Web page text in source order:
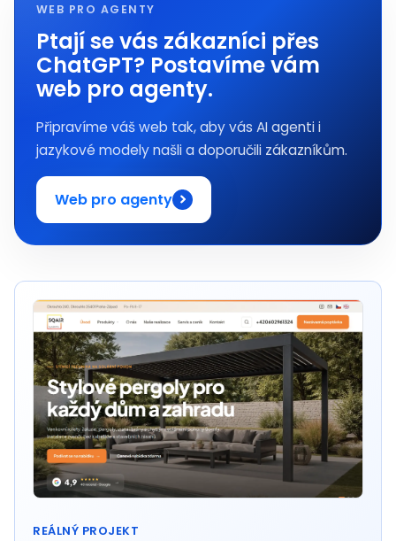
WEB PRO AGENTY
Ptají se vás zákazníci přes
ChatGPT? Postavíme vám
web pro agenty.
Připravíme váš web tak, aby vás AI agenti i
jazykové modely našli a doporučili zákazníkům.
Web pro agenty
REÁLNÝ PROJEKT